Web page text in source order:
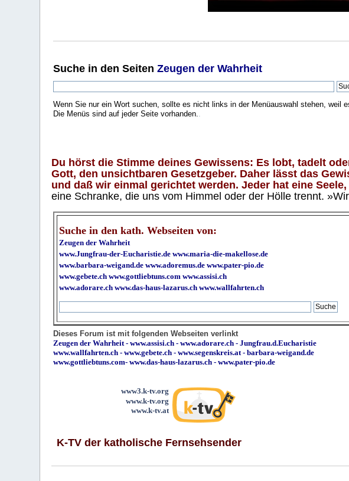
Suche in den SeitenZeugen der Wahrheit
Wenn Sie nur ein Wort suchen, sollte es nicht links in der Menüauswahl stehen, weil
Die Menüs sind auf jeder Seite vorhanden.
Du hörst die Stimme deines Gewissens: Es lobt, tadelt
Gott, den unsichtbaren Gesetzgeber. Daher lässt das
und daß wir einmal gerichtet werden. Jeder hat eine
eine Schranke, die uns vom Himmel oder der Hölle trennt.
Suche in den kath. Webseiten von:
Zeugen der Wahrheit
www.Jungfrau-der-Eucharistie.de www.maria-die-makellose.de
www.barbara-weigand.de www.adoremus.de www.pater-pio.de
www.gebete.ch www.gottliebtuns.com www.assisi.ch
www.adorare.ch www.das-haus-lazarus.ch www.wallfahrten.ch
Dieses Forum ist mit folgenden Webseiten verlinkt
Zeugen der Wahrheit -www.assisi.ch -www.adorare.ch -Jungfrau.d.Eucharistie
www.wallfahrten.ch -www.gebete.ch -www.segenskreis.at -barbara-weigand.de
www.gottliebtuns.com-www.das-haus-lazarus.ch - www.pater-pio.de
www3.k-tv.org
www.k-tv.org
www.k-tv.at
K-TV der katholische Fernsehsender